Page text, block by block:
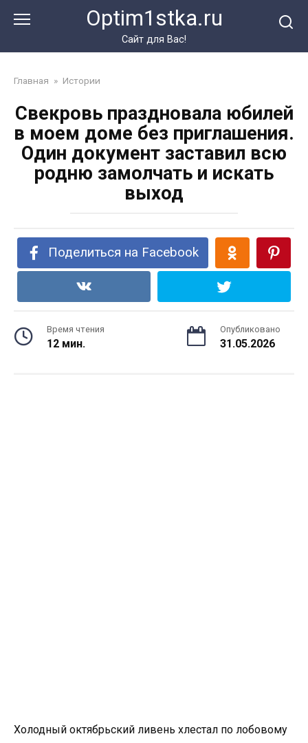
Optim1stka.ru
Сайт для Вас!
Главная » Истории
Свекровь праздновала юбилей
в моем доме без приглашения.
Один документ заставил всю
родню замолчать и искать
выход
Поделиться на Facebook
Время чтения
12 мин.
Опубликовано
31.05.2026
Холодный октябрьский ливень хлестал по лобовому